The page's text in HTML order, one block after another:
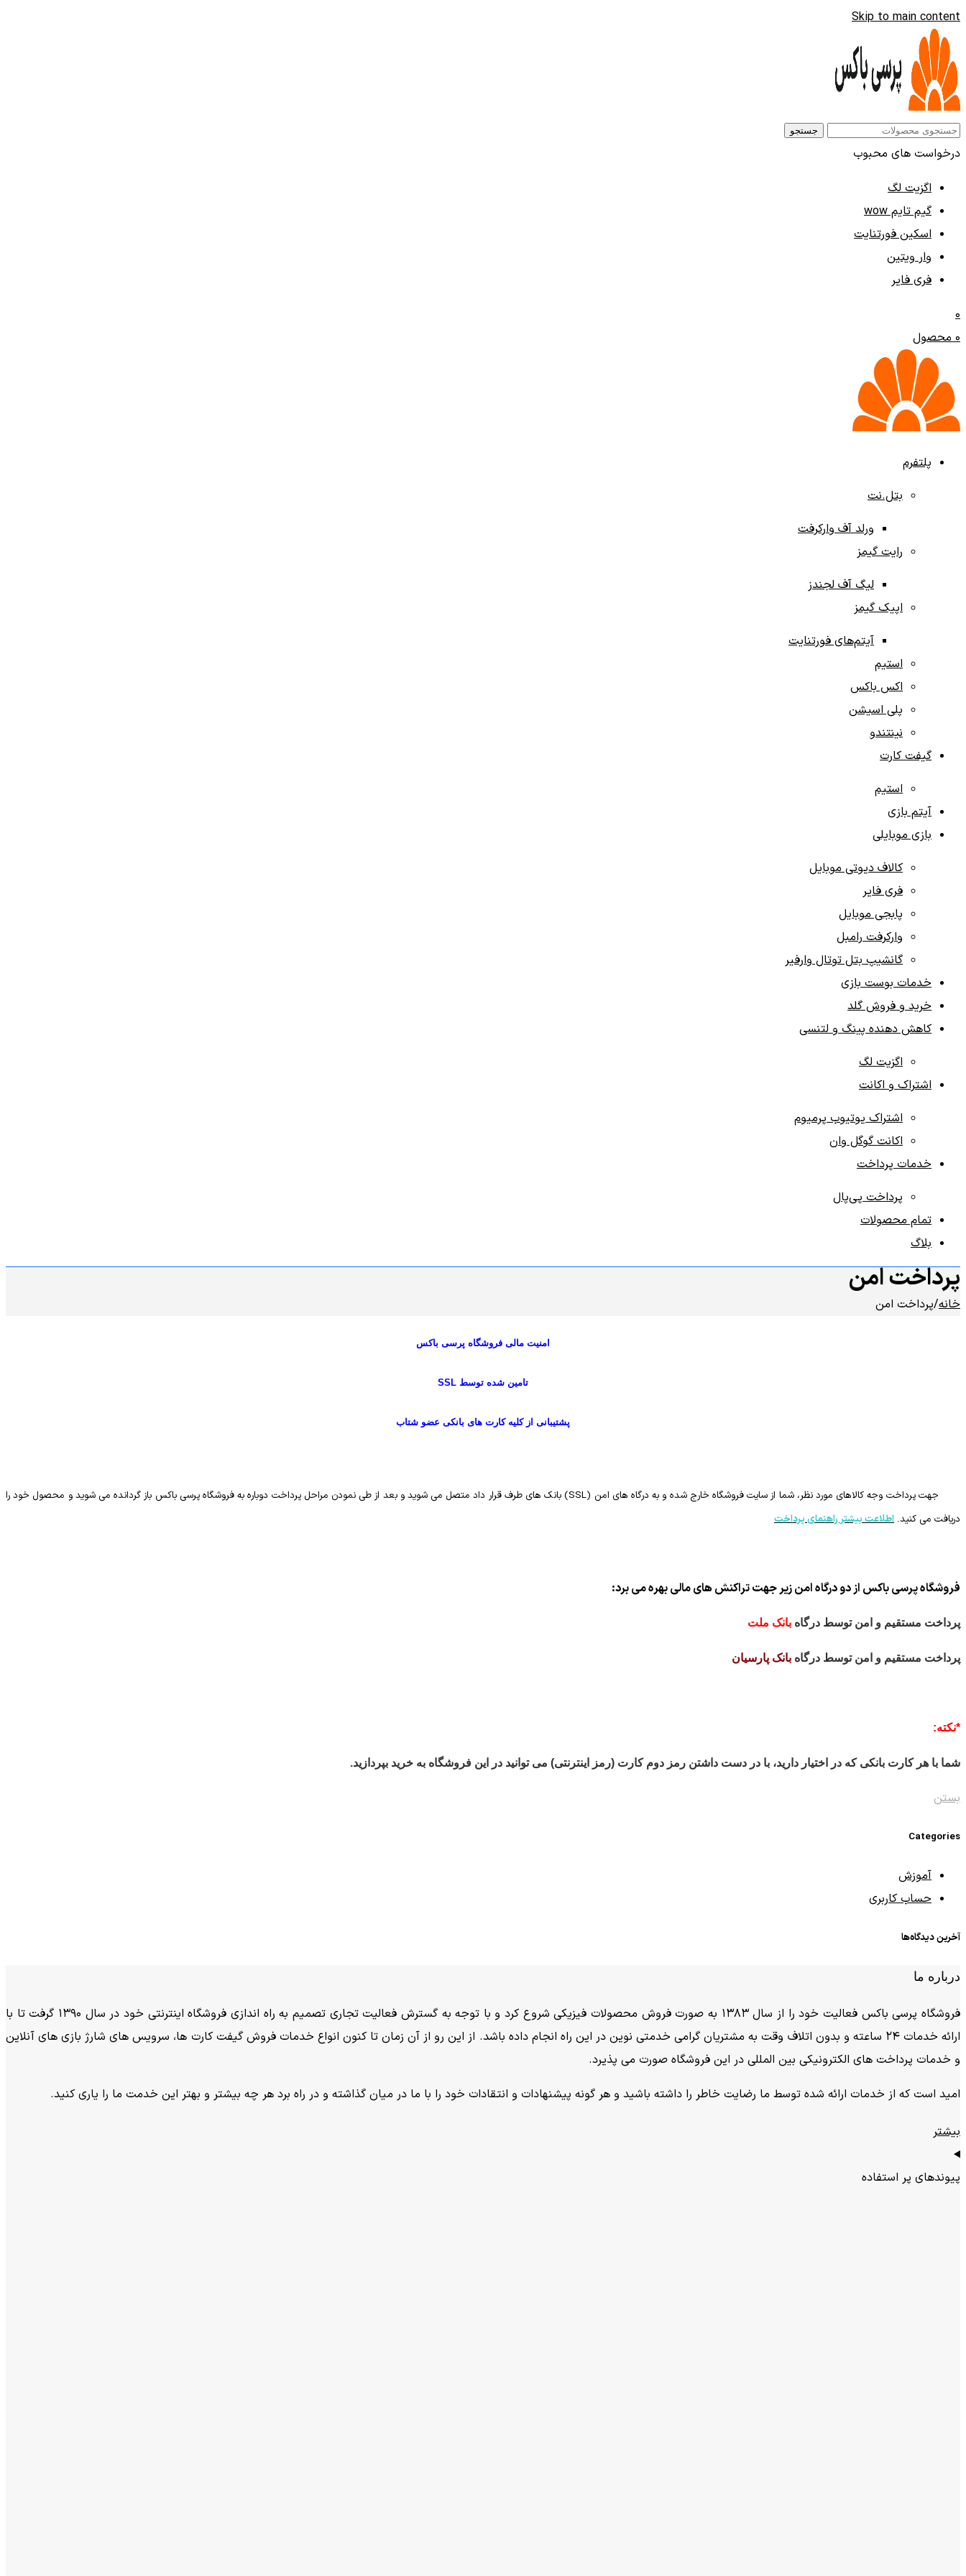
Skip to main content
جستجو
درخواست های محبوب
اگزیت لگ
گیم تایم wow
اسکین فورتنایت
وار ویتین
فری فایر
0
0 محصول
پلتفرم‌
بتل.نت
ورلد آف وارکرفت
رایت گیمز
لیگ آف لجندز
اپیک گیمز
آیتم‌های فورتنایت
استیم
اکس باکس
پلی اسیشن
نینتندو
گیفت کارت‌
استیم
آیتم‌ بازی‌
بازی موبایلی
کالاف دیوتی موبایل
فری فایر
پابجی موبایل
وارکرفت رامبل
گانشیپ بتل توتال وارفیر
خدمات بوست بازی‌
خرید و فروش گلد
کاهش دهنده پینگ و لتنسی
اگزیت لگ
اشتراک و اکانت
اشتراک یوتیوب پرمیوم
اکانت گوگل وان
خدمات پرداخت
پرداخت پی‌پال
تمام محصولات
بلاگ
پرداخت امن
خانه/پرداخت امن
امنيت مالی فروشگاه پرسی باکس
تامين شده توسط SSL
پشتیبانی از کلیه كارت های بانکی عضو شتاب
جهت پرداخت وجه کالاهای مورد نظر، شما از سایت فروشگاه خارج شده و به درگاه های امن (SSL) بانک های طرف قرار داد متصل می شوید
و بعد از طی نمودن مراحل پرداخت دوباره به فروشگاه پرسی باکس باز گردانده می شوید و محصول خود را
دریافت می کنید. اطلاعت بیشتر راهنمای پرداخت
فروشگاه پرسی باکس از دو درگاه امن زیر جهت تراکنش های مالی بهره می برد:
پرداخت مستقیم و امن توسط درگاه بانک ملت
پرداخت مستقیم و امن توسط درگاه بانک پارسیان
*نکته:
شما با هر کارت بانکی که در اختیار دارید، با در دست داشتن رمز دوم کارت (رمز اینترنتی) می توانید در این فروشگاه به خرید بپردازید.
بستن
Categories
آموزش
حساب کاربری
آخرین دیدگاه‌ها
درباره ما
فروشگاه پرسی باکس فعالیت خود را از سال 1383 به صورت فروش محصولات فیزیکی شروع کرد و با توجه به گسترش فعالیت تجاری تصمیم به راه اندازی فروشگاه اینترنتی خود در سال 1390 گرفت تا با
ارائه خدمات 24 ساعته و بدون اتلاف وقت به مشتریان گرامی خدمتی نوین در این راه انجام داده باشد. از این رو از آن زمان تا کنون انواع خدمات فروش گیفت کارت ها، سرویس های شارژ بازی های آنلاین
و خدمات پرداخت های الکترونیکی بین المللی در این فروشگاه صورت می پذیرد.
امید است که از خدمات ارائه شده توسط ما رضایت خاطر را داشته باشید و هر گونه پیشنهادات و انتقادات خود را با ما در میان گذاشته و در راه برد هر چه بیشتر و بهتر این خدمت ما را یاری کنید.
بیشتر
پیوندهای پر استفاده